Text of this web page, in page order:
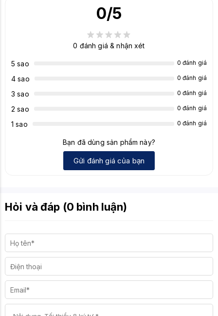
biệ
Cấu trúc Gasket Mount, PCB hotswap, Lớp đệm
Silicon, Foam tiêu âm, Ba lớp giảm chấn, Nút xoay đa
chức năng, Ba góc nghiêng bàn phím, ROG Keycap
Puller, ROG Switch Puller, ROG Lube Station
Mà
sắ
c
Khoảng 326 x 136 x 40 mm
ng
Khoảng 1186g (bao gồm cáp)
Ph
ần
mề
m
hỗ
trợ
Armoury Crate
0/5
0 đánh giá & nhận xét
5 sao 0 đánh giá
4 sao 0 đánh giá
3 sao 0 đánh giá
2 sao 0 đánh giá
1 sao 0 đánh giá
Bạn đã dùng sản phẩm này?
Gửi đánh giá của bạn
Hỏi và đáp (0 bình luận)